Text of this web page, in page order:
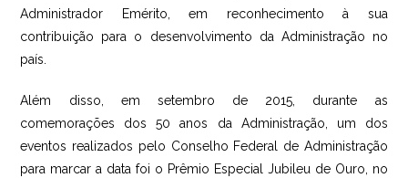
Administrador Emérito, em reconhecimento à sua
contribuição para o desenvolvimento da Administração no
país.
Além disso, em setembro de 2015, durante as
comemorações dos 50 anos da Administração, um dos
eventos realizados pelo Conselho Federal de Administração
para marcar a data foi o Prêmio Especial Jubileu de Ouro, no